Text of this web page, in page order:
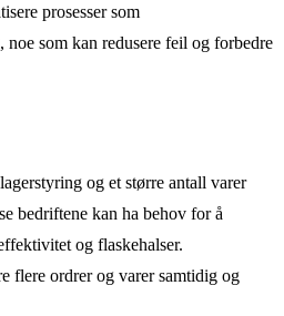
prosesser som
som kan redusere feil og forbedre
og et større antall varer
bedriftene kan ha behov for å
og flaskehalser.
flere ordrer og varer samtidig og